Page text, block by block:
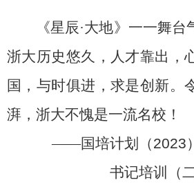
《星辰·大地》一一舞台
浙大历史悠久，人才靠出，
国，与时俱进，求是创新。
湃，浙大不愧是一流名校！
——国培计划（2023
书记培训（